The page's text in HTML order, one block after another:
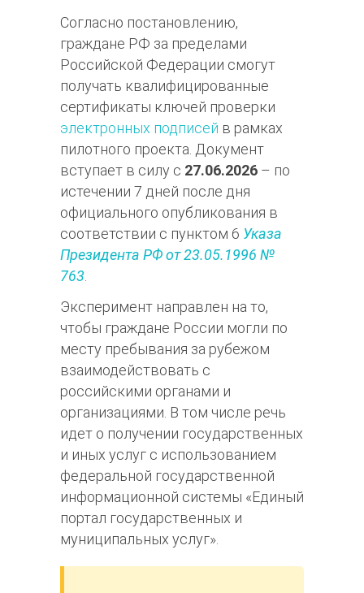
Согласно постановлению,
граждане РФ за пределами
Российской Федерации смогут
получать квалифицированные
сертификаты ключей проверки
электронных подписей в рамках
пилотного проекта. Документ
вступает в силу с 27.06.2026 – по
истечении 7 дней после дня
официального опубликования в
соответствии с пунктом 6 Указа
Президента РФ от 23.05.1996 №
763
Эксперимент направлен на то,
чтобы граждане России могли по
месту пребывания за рубежом
взаимодействовать с
российскими органами и
организациями. В том числе речь
идет о получении государственных
и иных услуг с использованием
федеральной государственной
информационной системы «Единый
портал государственных и
муниципальных услуг».